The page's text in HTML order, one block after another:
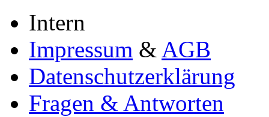
Intern
Impressum & AGB
Datenschutzerklärung
Fragen & Antworten